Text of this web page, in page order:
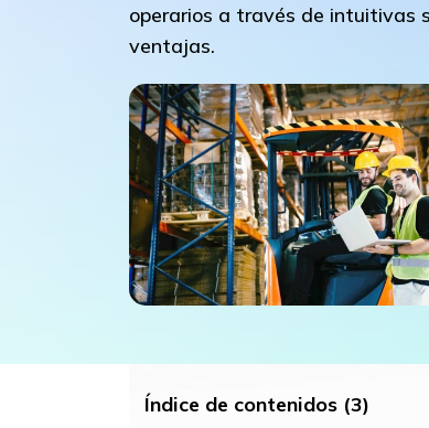
operarios a través de intuitivas
ventajas.
Índice de contenidos (3)